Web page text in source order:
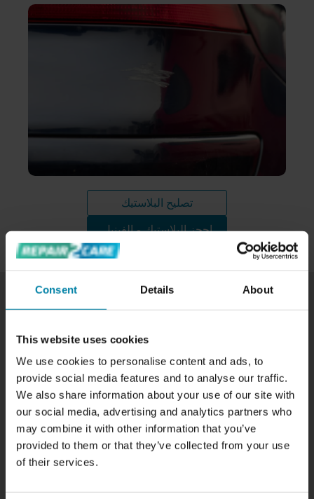
Consent Details About
This website uses cookies
We use cookies to personalise content and ads, to
provide social media features and to analyse our traffic.
We also share information about your use of our site with
our social media, advertising and analytics partners who
may combine it with other information that you’ve
provided to them or that they’ve collected from your use
of their services.
تصليح البلاستيك
احجز البلاستيك و الفينيل